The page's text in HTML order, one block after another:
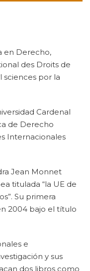
en Derecho,
des Droits de
sciences por la
Cardenal
de Derecho
Internacionales
Jean Monnet
titulada “la UE de
Su primera
2004 bajo el título
e
y sus
dos libros como